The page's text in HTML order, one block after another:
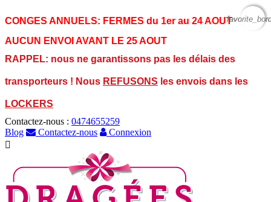
CONGES ANNUELS: FERMES du 1er au 24 AOUT
AUCUN ENVOI AVANT LE 25 AOUT
RAPPEL: nous ne garantissons pas les délais des
transporteurs ! Nous REFUSONS les envois dans les
LOCKERS
Contactez-nous : 0474655259
Blog
Contactez-nous
Connexion
